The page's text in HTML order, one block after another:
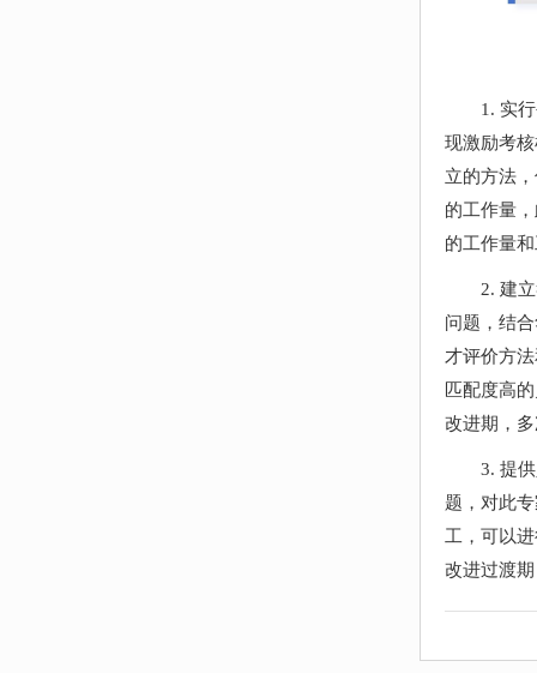
1. 实
现激励考
立的方法
的工作量
的工作量
2. 建
问题，结
才评价方
匹配度高
改进期，
3. 提
题，对此
工，可以
改进过渡